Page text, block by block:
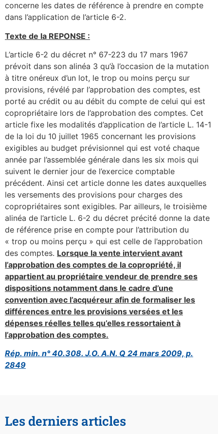
concerne les dates de référence à prendre en compte
dans l’application de l’article 6-2.
Texte de la REPONSE :
L’article 6-2 du décret n° 67-223 du 17 mars 1967
prévoit dans son alinéa 3 qu’à l’occasion de la mutation
à titre onéreux d’un lot, le trop ou moins perçu sur
provisions, révélé par l’approbation des comptes, est
porté au crédit ou au débit du compte de celui qui est
copropriétaire lors de l’approbation des comptes. Cet
article fixe les modalités d’application de l’article L. 14-1
de la loi du 10 juillet 1965 concernant les provisions
exigibles au budget prévisionnel qui est voté chaque
année par l’assemblée générale dans les six mois qui
suivent le dernier jour de l’exercice comptable
précédent. Ainsi cet article donne les dates auxquelles
les versements des provisions pour charges des
copropriétaires sont exigibles. Par ailleurs, le troisième
alinéa de l’article L. 6-2 du décret précité donne la date
de référence prise en compte pour l’attribution du
« trop ou moins perçu » qui est celle de l’approbation
des comptes. Lorsque la vente intervient avant
l’approbation des comptes de la copropriété, il
appartient au propriétaire vendeur de prendre ses
dispositions notamment dans le cadre d’une
convention avec l’acquéreur afin de formaliser les
différences entre les provisions versées et les
dépenses réelles telles qu’elles ressortaient à
l’approbation des comptes.
Rép. min. n° 40.308. J.O. A.N. Q 24 mars 2009, p.
2849
Les derniers articles